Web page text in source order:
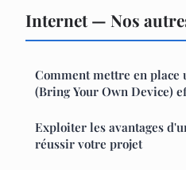
Internet — Nos
Comment mettre en place
(Bring Your Own Device)
Exploiter les avantages
réussir votre projet